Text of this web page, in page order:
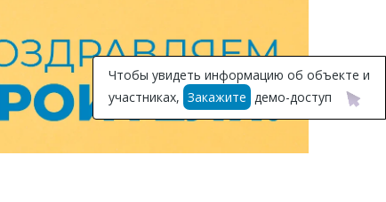
Инвестпроекты
Подписка на Базу
Чтобы увидеть информацию об объекте и
участниках, Закажите демо-доступ